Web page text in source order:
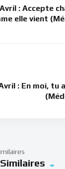
: Accepte
elle vient
: En moi, tu